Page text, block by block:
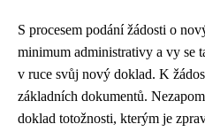
S procesem podání žádosti o
minimum administrativy a vy se
v ruce svůj nový doklad. K
základních dokumentů.
doklad totožnosti, kterým je